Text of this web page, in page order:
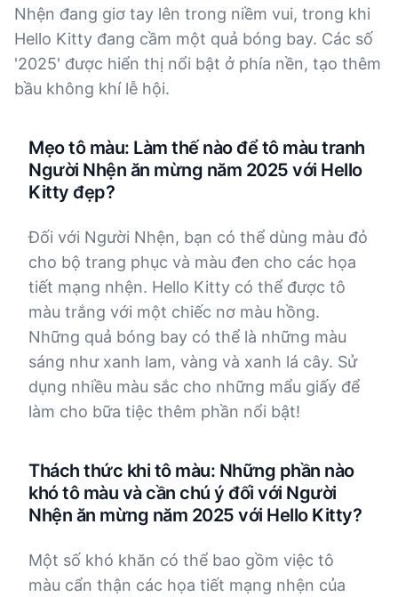
Nhện đang giơ tay lên trong niềm vui, trong khi
Hello Kitty đang cầm một quả bóng bay. Các số
'2025' được hiển thị nổi bật ở phía nền, tạo thêm
bầu không khí lễ hội.
Mẹo tô màu: Làm thế nào để tô màu tranh
Người Nhện ăn mừng năm 2025 với Hello
Kitty đẹp?
Đối với Người Nhện, bạn có thể dùng màu đỏ
cho bộ trang phục và màu đen cho các họa
tiết mạng nhện. Hello Kitty có thể được tô
màu trắng với một chiếc nơ màu hồng.
Những quả bóng bay có thể là những màu
sáng như xanh lam, vàng và xanh lá cây. Sử
dụng nhiều màu sắc cho những mẩu giấy để
làm cho bữa tiệc thêm phần nổi bật!
Thách thức khi tô màu: Những phần nào
khó tô màu và cần chú ý đối với Người
Nhện ăn mừng năm 2025 với Hello Kitty?
Một số khó khăn có thể bao gồm việc tô
màu cẩn thận các họa tiết mạng nhện của